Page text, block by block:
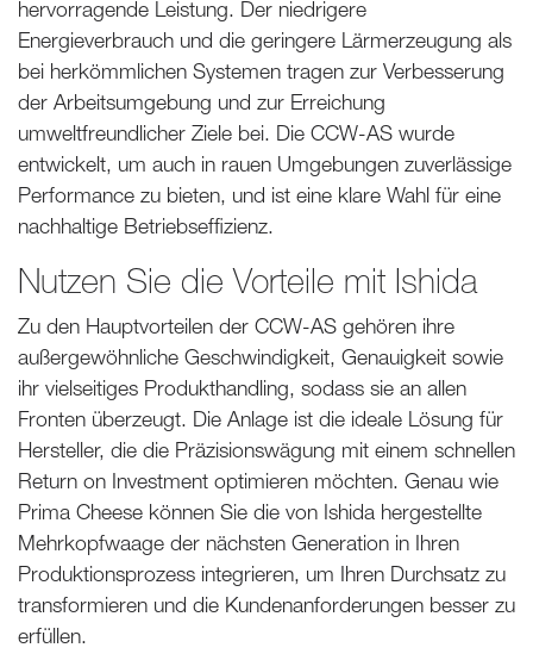
hervorragende Leistung. Der niedrigere
Energieverbrauch und die geringere Lärmerzeugung als
bei herkömmlichen Systemen tragen zur Verbesserung
der Arbeitsumgebung und zur Erreichung
umweltfreundlicher Ziele bei. Die CCW-AS wurde
entwickelt, um auch in rauen Umgebungen zuverlässige
Performance zu bieten, und ist eine klare Wahl für eine
nachhaltige Betriebseffizienz.
Nutzen Sie die Vorteile mit Ishida
Zu den Hauptvorteilen der CCW-AS gehören ihre
außergewöhnliche Geschwindigkeit, Genauigkeit sowie
ihr vielseitiges Produkthandling, sodass sie an allen
Fronten überzeugt. Die Anlage ist die ideale Lösung für
Hersteller, die die Präzisionswägung mit einem schnellen
Return on Investment optimieren möchten. Genau wie
Prima Cheese können Sie die von Ishida hergestellte
Mehrkopfwaage der nächsten Generation in Ihren
Produktionsprozess integrieren, um Ihren Durchsatz zu
transformieren und die Kundenanforderungen besser zu
erfüllen.